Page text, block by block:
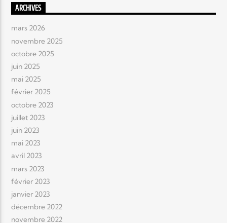
ARCHIVES
mars 2026
novembre 2025
octobre 2025
juin 2025
mai 2025
février 2025
octobre 2023
juillet 2023
juin 2023
mai 2023
avril 2023
mars 2023
février 2023
janvier 2023
décembre 2022
novembre 2022